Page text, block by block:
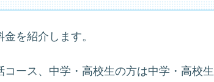
を紹介します。
ース、中学・高校生の方は中学・高校生